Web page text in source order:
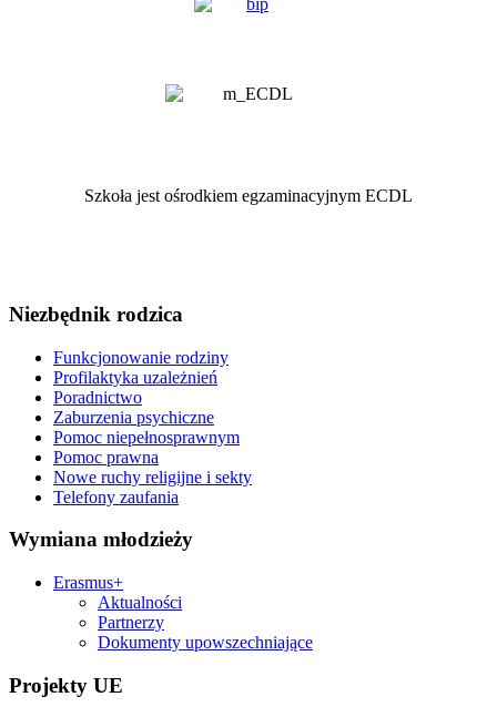
Szkoła jest ośrodkiem egzaminacyjnym ECDL
Niezbędnik rodzica
Funkcjonowanie rodziny
Profilaktyka uzależnień
Poradnictwo
Zaburzenia psychiczne
Pomoc niepełnosprawnym
Pomoc prawna
Nowe ruchy religijne i sekty
Telefony zaufania
Wymiana młodzieży
Erasmus+
Aktualności
Partnerzy
Dokumenty upowszechniające
Projekty UE